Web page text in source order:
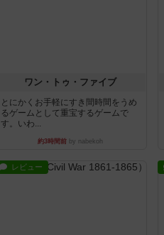
ワン・トゥ・ファイブ
とにかくお手軽にすき間時間をうめ
るゲームとして重宝するゲームで
す。いわ...
約3時間前 by nabekoh
レビュー